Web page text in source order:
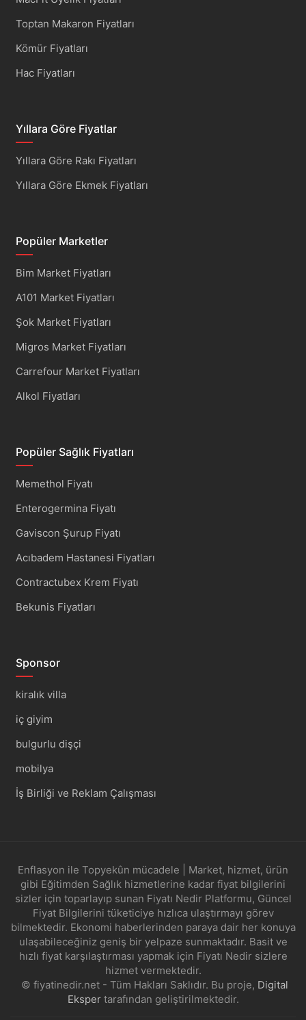
Toptan Makaron Fiyatları
Kömür Fiyatları
Hac Fiyatları
Yıllara Göre Fiyatlar
Yıllara Göre Rakı Fiyatları
Yıllara Göre Ekmek Fiyatları
Popüler Marketler
Bim Market Fiyatları
A101 Market Fiyatları
Şok Market Fiyatları
Migros Market Fiyatları
Carrefour Market Fiyatları
Alkol Fiyatları
Popüler Sağlık Fiyatları
Memethol Fiyatı
Enterogermina Fiyatı
Gaviscon Şurup Fiyatı
Acıbadem Hastanesi Fiyatları
Contractubex Krem Fiyatı
Bekunis Fiyatları
Sponsor
kiralık villa
iç giyim
bulgurlu dişçi
mobilya
İş Birliği ve Reklam Çalışması
Enflasyon ile Topyekûn mücadele | Market, hizmet, ürün
gibi Eğitimden Sağlık hizmetlerine kadar fiyat bilgilerini
sizler için toparlayıp sunan Fiyatı Nedir Platformu, Güncel
Fiyat Bilgilerini tüketiciye hızlıca ulaştırmayı görev
bilmektedir. Ekonomi haberlerinden paraya dair her konuya
ulaşabileceğiniz geniş bir yelpaze sunmaktadır. Basit ve
hızlı fiyat karşılaştırması yapmak için Fiyatı Nedir sizlere
hizmet vermektedir.
© fiyatinedir.net - Tüm Hakları Saklıdır. Bu proje, Digital
Ekspertarafından geliştirilmektedir.